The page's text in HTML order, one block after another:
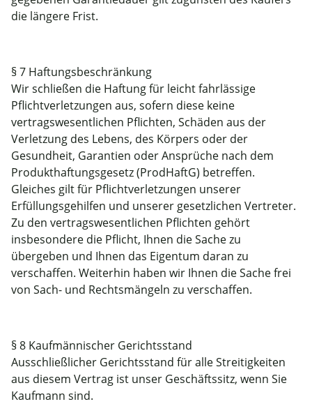
die längere Frist.
§ 7 Haftungsbeschränkung
Wir schließen die Haftung für leicht fahrlässige
Pflichtverletzungen aus, sofern diese keine
vertragswesentlichen Pflichten, Schäden aus der
Verletzung des Lebens, des Körpers oder der
Gesundheit, Garantien oder Ansprüche nach dem
Produkthaftungsgesetz (ProdHaftG) betreffen.
Gleiches gilt für Pflichtverletzungen unserer
Erfüllungsgehilfen und unserer gesetzlichen Vertreter.
Zu den vertragswesentlichen Pflichten gehört
insbesondere die Pflicht, Ihnen die Sache zu
übergeben und Ihnen das Eigentum daran zu
verschaffen. Weiterhin haben wir Ihnen die Sache frei
von Sach- und Rechtsmängeln zu verschaffen.
§ 8 Kaufmännischer Gerichtsstand
Ausschließlicher Gerichtsstand für alle Streitigkeiten
aus diesem Vertrag ist unser Geschäftssitz, wenn Sie
Kaufmann sind.